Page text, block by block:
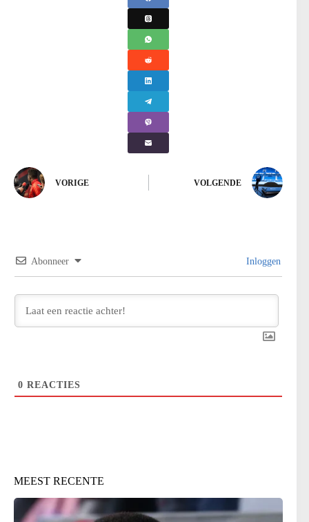
VORIGE VOLGENDE
Abonneer Inloggen
0 REACTIES
MEEST RECENTE